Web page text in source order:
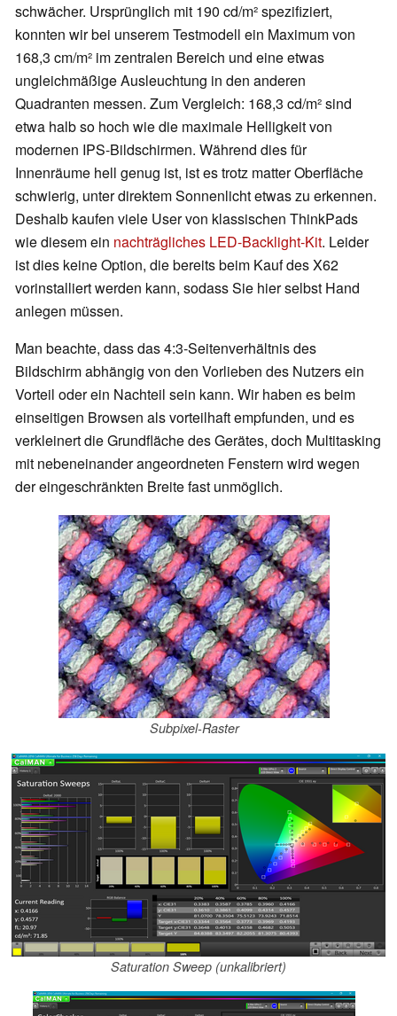
schwächer. Ursprünglich mit 190 cd/m² spezifiziert,
konnten wir bei unserem Testmodell ein Maximum von
168,3 cm/m² im zentralen Bereich und eine etwas
ungleichmäßige Ausleuchtung in den anderen
Quadranten messen. Zum Vergleich: 168,3 cd/m² sind
etwa halb so hoch wie die maximale Helligkeit von
modernen IPS-Bildschirmen. Während dies für
Innenräume hell genug ist, ist es trotz matter Oberfläche
schwierig, unter direktem Sonnenlicht etwas zu erkennen.
Deshalb kaufen viele User von klassischen ThinkPads
wie diesem ein nachträgliches LED-Backlight-Kit. Leider
ist dies keine Option, die bereits beim Kauf des X62
vorinstalliert werden kann, sodass Sie hier selbst Hand
anlegen müssen.
Man beachte, dass das 4:3-Seitenverhältnis des
Bildschirm abhängig von den Vorlieben des Nutzers ein
Vorteil oder ein Nachteil sein kann. Wir haben es beim
einseitigen Browsen als vorteilhaft empfunden, und es
verkleinert die Grundfläche des Gerätes, doch Multitasking
mit nebeneinander angeordneten Fenstern wird wegen
der eingeschränkten Breite fast unmöglich.
Subpixel-Raster
Saturation Sweep (unkalibriert)